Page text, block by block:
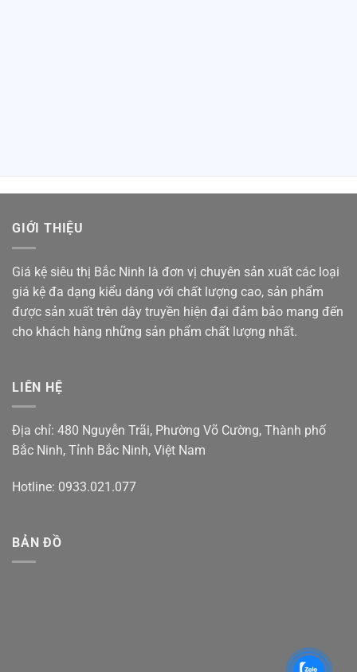
GIỚI THIỆU
Giá kệ siêu thị Bắc Ninh là đơn vị chuyên sản xuất các loại
giá kệ đa dạng kiểu dáng với chất lượng cao, sản phẩm
được sản xuất trên dây truyền hiện đại đảm bảo mang đến
cho khách hàng những sản phẩm chất lượng nhất.
LIÊN HỆ
Địa chỉ: 480 Nguyễn Trãi, Phường Võ Cường, Thành phố
Bắc Ninh, Tỉnh Bắc Ninh, Việt Nam
Hotline: 0933.021.077
BẢN ĐỒ